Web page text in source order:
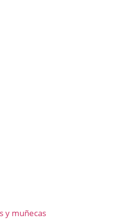
y muñecas